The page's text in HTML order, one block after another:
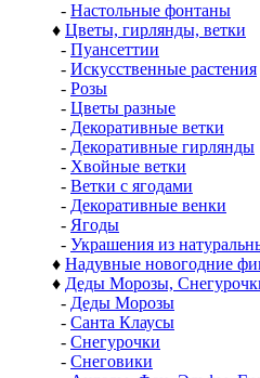
- Настольные фонтаны
♦ Цветы, гирлянды, ветки
- Пуансеттии
- Искусственные растения
- Розы
- Цветы разные
- Декоративные ветки
- Декоративные гирлянды
- Хвойные ветки
- Ветки с ягодами
- Декоративные венки
- Ягоды
- Украшения из
♦ Надувные новогодние
♦ Деды Морозы,
- Деды Морозы
- Санта Клаусы
- Снегурочки
- Снеговики